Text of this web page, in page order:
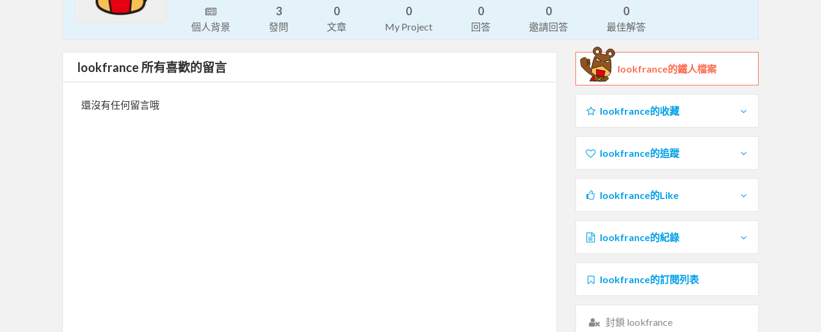
個人背景
3
發問
0
文章
0
My Project
0
回答
0
邀請回答
0
最佳解答
lookfrance 所有喜歡的留言
還沒有任何留言哦
lookfrance的鐵人檔案
lookfrance的收藏
lookfrance的追蹤
lookfrance的Like
lookfrance的紀錄
lookfrance的訂閱列表
封鎖 lookfrance